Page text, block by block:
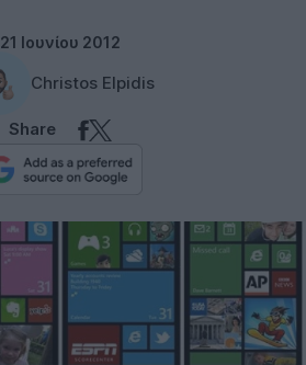
21 Ιουνίου 2012
Christos Elpidis
Share